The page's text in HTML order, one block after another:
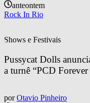
anteontem
Rock In Rio
Shows e Festivais
Pussycat Dolls
a turnê “PCD
por Otavio Pinheiro